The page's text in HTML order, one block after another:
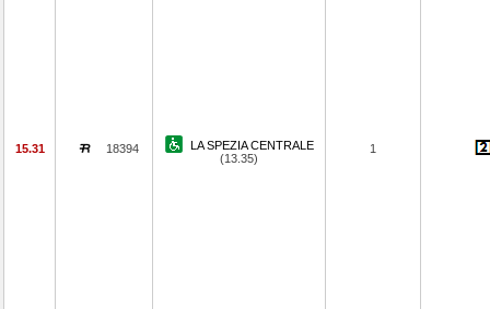
15.31 18394
LA SPEZIA CENTRALE
(13.35)
1